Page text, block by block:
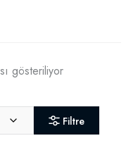
gösteriliyor
Filtre